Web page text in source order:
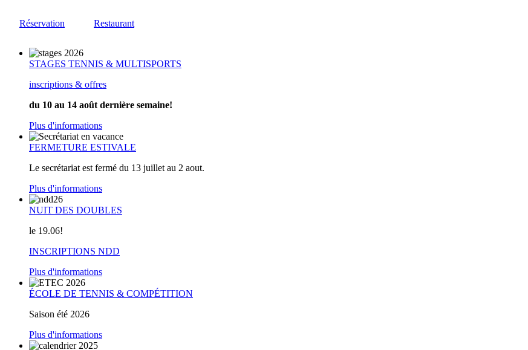
Réservation Restaurant
STAGES TENNIS & MULTISPORTS
inscriptions & offres
du 10 au 14 août dernière semaine!
Plus d'informations
FERMETURE ESTIVALE
Le secrétariat est fermé du 13 juillet au 2 aout.
Plus d'informations
NUIT DES DOUBLES
le 19.06!
INSCRIPTIONS NDD
Plus d'informations
ÉCOLE DE TENNIS & COMPÉTITION
Saison été 2026
Plus d'informations